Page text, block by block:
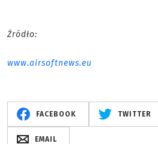
Źródło:
www.airsoftnews.eu
FACEBOOK TWITTER
EMAIL